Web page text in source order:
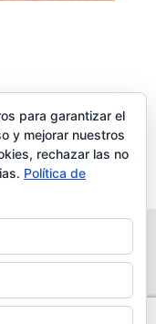
devoluciones
desarrollo web
para garantizar el
y mejorar nuestros
rechazar las no
Política de